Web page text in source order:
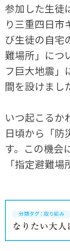
参加した生徒
り三重四日市
び生徒の自宅
難場所」につ
フ巨大地震」
間を設けまし
いつ起こるか
日頃から「防
す。この機会
「指定避難